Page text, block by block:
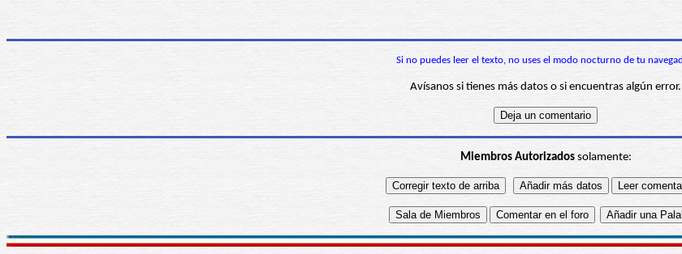
Si no puedes leer el texto, no uses el modo nocturno de tu
Avísanos si tienes más datos o si encuentras algún error.
Miembros Autorizadossolamente: